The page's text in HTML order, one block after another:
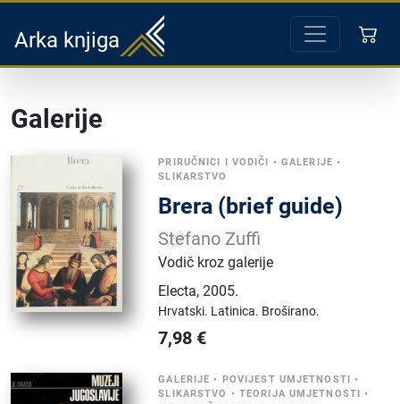
Arka knjiga
Galerije
PRIRUČNICI I VODIČI • GALERIJE •
SLIKARSTVO
Brera (brief guide)
Stefano Zuffi
Vodič kroz galerije
Electa,2005.
Hrvatski. Latinica. Broširano.
7,98 €
GALERIJE • POVIJEST UMJETNOSTI •
SLIKARSTVO • TEORIJA UMJETNOSTI •